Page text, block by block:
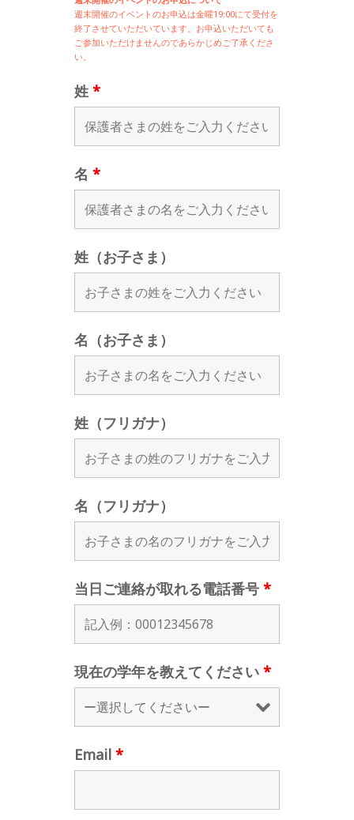
週末開催のイベントのお申込は金曜19:00にて受付を
終了させていただいています。お申込いただいても
ご参加いただけませんのであらかじめご了承くださ
い。
姓 *
名 *
姓（お子さま）
名（お子さま）
姓（フリガナ）
名（フリガナ）
当日ご連絡が取れる電話番号 *
現在の学年を教えてください *
Email *